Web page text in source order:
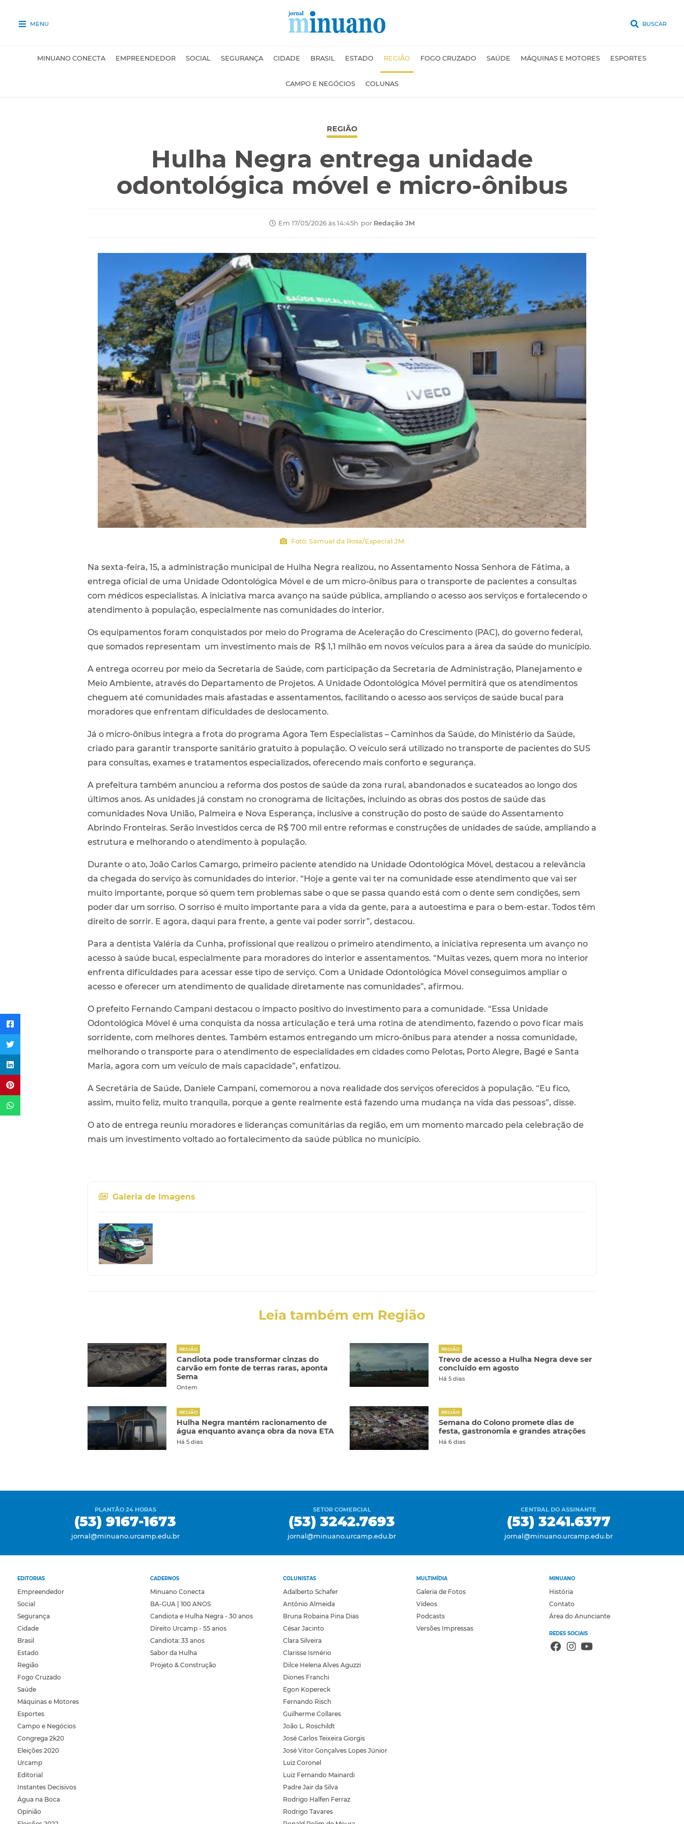
MENU BUSCAR
MINUANO CONECTA EMPREENDEDOR SOCIAL SEGURANÇA CIDADE BRASIL ESTADO REGIÃO FOGO CRUZADO SAÚDE MÁQUINAS E MOTORES ESPORTES
CAMPO E NEGÓCIOS COLUNAS
REGIÃO
Hulha Negra entrega unidade
odontológica móvel e micro-ônibus
Em 17/05/2026 às 14:45h por Redação JM
Foto: Samuel da Rosa/Especial JM
Na sexta-feira, 15, a administração municipal de Hulha Negra realizou, no Assentamento Nossa Senhora de Fátima, a
entrega oficial de uma Unidade Odontológica Móvel e de um micro-ônibus para o transporte de pacientes a consultas
com médicos especialistas. A iniciativa marca avanço na saúde pública, ampliando o acesso aos serviços e fortalecendo o
atendimento à população, especialmente nas comunidades do interior.
Os equipamentos foram conquistados por meio do Programa de Aceleração do Crescimento (PAC), do governo federal,
que somados representam um investimento mais de R$ 1,1 milhão em novos veículos para a área da saúde do município.
A entrega ocorreu por meio da Secretaria de Saúde, com participação da Secretaria de Administração, Planejamento e
Meio Ambiente, através do Departamento de Projetos. A Unidade Odontológica Móvel permitirá que os atendimentos
cheguem até comunidades mais afastadas e assentamentos, facilitando o acesso aos serviços de saúde bucal para
moradores que enfrentam dificuldades de deslocamento.
Já o micro-ônibus integra a frota do programa Agora Tem Especialistas – Caminhos da Saúde, do Ministério da Saúde,
criado para garantir transporte sanitário gratuito à população. O veículo será utilizado no transporte de pacientes do SUS
para consultas, exames e tratamentos especializados, oferecendo mais conforto e segurança.
A prefeitura também anunciou a reforma dos postos de saúde da zona rural, abandonados e sucateados ao longo dos
últimos anos. As unidades já constam no cronograma de licitações, incluindo as obras dos postos de saúde das
comunidades Nova União, Palmeira e Nova Esperança, inclusive a construção do posto de saúde do Assentamento
Abrindo Fronteiras. Serão investidos cerca de R$ 700 mil entre reformas e construções de unidades de saúde, ampliando a
estrutura e melhorando o atendimento à população.
Durante o ato, João Carlos Camargo, primeiro paciente atendido na Unidade Odontológica Móvel, destacou a relevância
da chegada do serviço às comunidades do interior. “Hoje a gente vai ter na comunidade esse atendimento que vai ser
muito importante, porque só quem tem problemas sabe o que se passa quando está com o dente sem condições, sem
poder dar um sorriso. O sorriso é muito importante para a vida da gente, para a autoestima e para o bem-estar. Todos têm
direito de sorrir. E agora, daqui para frente, a gente vai poder sorrir”, destacou.
Para a dentista Valéria da Cunha, profissional que realizou o primeiro atendimento, a iniciativa representa um avanço no
acesso à saúde bucal, especialmente para moradores do interior e assentamentos. “Muitas vezes, quem mora no interior
enfrenta dificuldades para acessar esse tipo de serviço. Com a Unidade Odontológica Móvel conseguimos ampliar o
acesso e oferecer um atendimento de qualidade diretamente nas comunidades”, afirmou.
O prefeito Fernando Campani destacou o impacto positivo do investimento para a comunidade. “Essa Unidade
Odontológica Móvel é uma conquista da nossa articulação e terá uma rotina de atendimento, fazendo o povo ficar mais
sorridente, com melhores dentes. Também estamos entregando um micro-ônibus para atender a nossa comunidade,
melhorando o transporte para o atendimento de especialidades em cidades como Pelotas, Porto Alegre, Bagé e Santa
Maria, agora com um veículo de mais capacidade”, enfatizou.
A Secretária de Saúde, Daniele Campani, comemorou a nova realidade dos serviços oferecidos à população. “Eu fico,
assim, muito feliz, muito tranquila, porque a gente realmente está fazendo uma mudança na vida das pessoas”, disse.
O ato de entrega reuniu moradores e lideranças comunitárias da região, em um momento marcado pela celebração de
mais um investimento voltado ao fortalecimento da saúde pública no município.
Galeria de Imagens
Leia também em Região
REGIÃO
Candiota pode transformar cinzas do
carvão em fonte de terras raras, aponta
Sema
Ontem
REGIÃO
Trevo de acesso a Hulha Negra deve ser
concluído em agosto
Há 5 dias
REGIÃO
Hulha Negra mantém racionamento de
água enquanto avança obra da nova ETA
Há 5 dias
REGIÃO
Semana do Colono promete dias de
festa, gastronomia e grandes atrações
Há 6 dias
PLANTÃO 24 HORAS
(53) 9167-1673
jornal@minuano.urcamp.edu.br
SETOR COMERCIAL
(53) 3242.7693
jornal@minuano.urcamp.edu.br
CENTRAL DO ASSINANTE
(53) 3241.6377
jornal@minuano.urcamp.edu.br
EDITORIAS
Empreendedor
Social
Segurança
Cidade
Brasil
Estado
Região
Fogo Cruzado
Saúde
Máquinas e Motores
Esportes
Campo e Negócios
Congrega 2k20
Eleições 2020
Urcamp
Editorial
Instantes Decisivos
Água na Boca
Opinião
CADERNOS
Minuano Conecta
BA-GUA | 100 ANOS
Candiota e Hulha Negra - 30 anos
Direito Urcamp - 55 anos
Candiota: 33 anos
Sabor da Hulha
Projeto & Construção
COLUNISTAS
Adalberto Schafer
Antônio Almeida
Bruna Robaina Pina Dias
César Jacinto
Clara Silveira
Clarisse Ismério
Dilce Helena Alves Aguzzi
Diones Franchi
Egon Kopereck
Fernando Risch
Guilherme Collares
João L. Roschildt
José Carlos Teixeira Giorgis
José Vitor Gonçalves Lopes Júnior
Luiz Coronel
Luiz Fernando Mainardi
Padre Jair da Silva
Rodrigo Halfen Ferraz
Rodrigo Tavares
MULTIMÍDIA
Galeria de Fotos
Vídeos
Podcasts
Versões Impressas
MINUANO
História
Contato
Área do Anunciante
REDES SOCIAIS